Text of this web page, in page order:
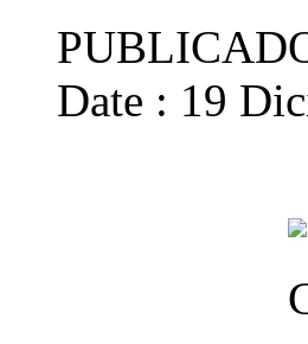
Date : 19